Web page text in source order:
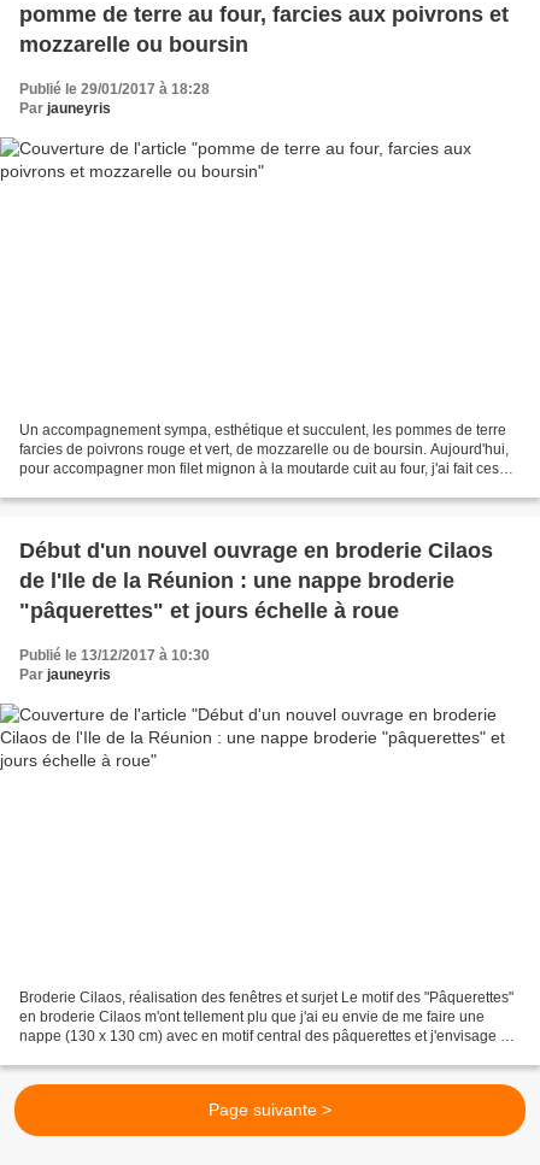
pomme de terre au four, farcies aux poivrons et
mozzarelle ou boursin
Publié le 29/01/2017 à 18:28
Par jauneyris
Un accompagnement sympa, esthétique et succulent, les pommes de terre
farcies de poivrons rouge et vert, de mozzarelle ou de boursin. Aujourd'hui,
pour accompagner mon filet mignon à la moutarde cuit au four, j'ai fait ces
Début d'un nouvel ouvrage en broderie Cilaos
de l'Ile de la Réunion : une nappe broderie
"pâquerettes" et jours échelle à roue
Publié le 13/12/2017 à 10:30
Par jauneyris
Broderie Cilaos, réalisation des fenêtres et surjet Le motif des "Pâquerettes"
en broderie Cilaos m'ont tellement plu que j'ai eu envie de me faire une
nappe (130 x 130 cm) avec en motif central des pâquerettes et j'envisage en
Page suivante >